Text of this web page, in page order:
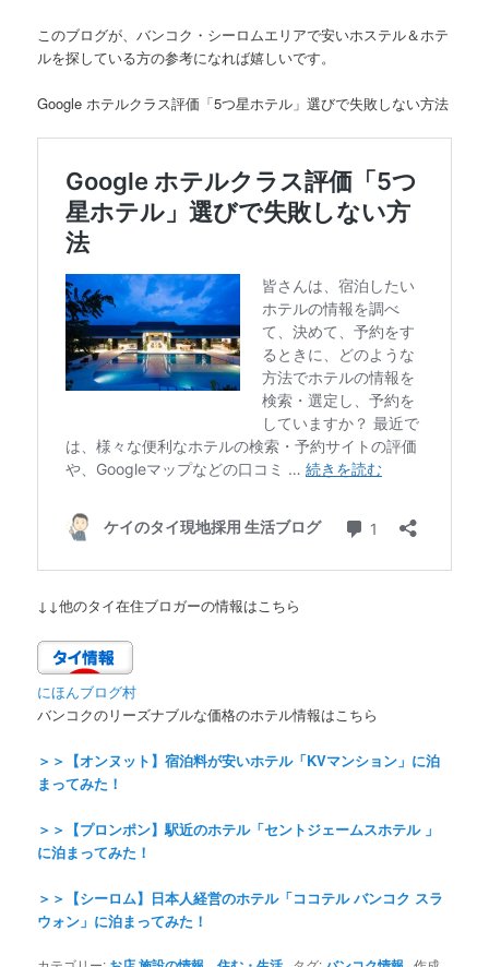
このブログが、バンコク・シーロムエリアで安いホステル＆ホテ
ルを探している方の参考になれば嬉しいです。
Google ホテルクラス評価「5つ星ホテル」選びで失敗しない方法
↓↓他のタイ在住ブロガーの情報はこちら
にほんブログ村
バンコクのリーズナブルな価格のホテル情報はこちら
＞＞【オンヌット】宿泊料が安いホテル「KVマンション」に泊
まってみた！
＞＞【プロンポン】駅近のホテル「セントジェームスホテル 」
に泊まってみた！
＞＞【シーロム】日本人経営のホテル「ココテル バンコク スラ
ウォン」に泊まってみた！